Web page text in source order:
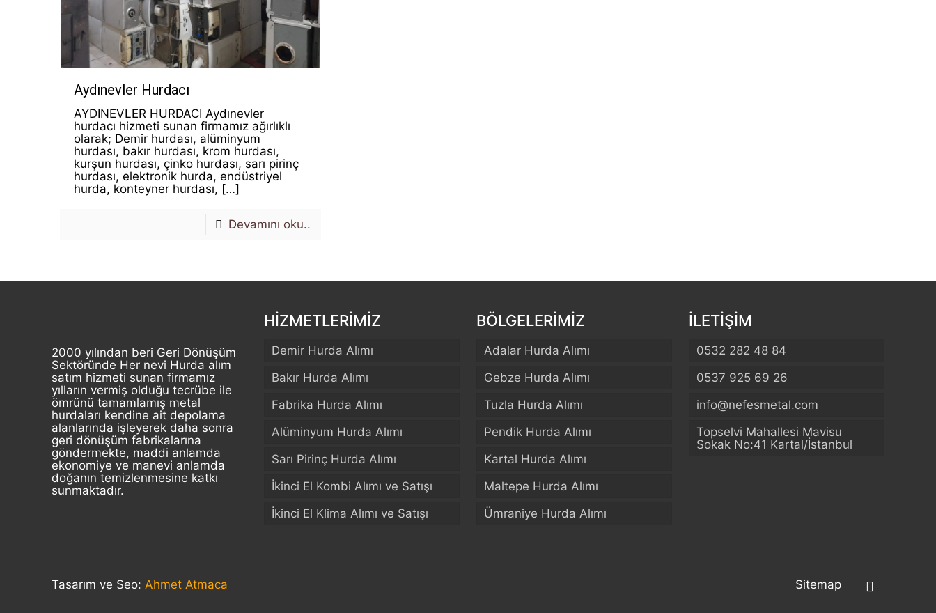
Aydınevler Hurdacı
AYDINEVLER HURDACI Aydınevler
hurdacı hizmeti sunan firmamız ağırlıklı
olarak; Demir hurdası, alüminyum
hurdası, bakır hurdası, krom hurdası,
kurşun hurdası, çinko hurdası, sarı pirinç
hurdası, elektronik hurda, endüstriyel
hurda, konteyner hurdası, […]
Devamını oku..
2000 yılından beri Geri Dönüşüm
Sektöründe Her nevi Hurda alım
satım hizmeti sunan firmamız
yılların vermiş olduğu tecrübe ile
ömrünü tamamlamış metal
hurdaları kendine ait depolama
alanlarında işleyerek daha sonra
geri dönüşüm fabrikalarına
göndermekte, maddi anlamda
ekonomiye ve manevi anlamda
doğanın temizlenmesine katkı
sunmaktadır.
HİZMETLERİMİZ
Demir Hurda Alımı
Bakır Hurda Alımı
Fabrika Hurda Alımı
Alüminyum Hurda Alımı
Sarı Pirinç Hurda Alımı
İkinci El Kombi Alımı ve Satışı
İkinci El Klima Alımı ve Satışı
BÖLGELERİMİZ
Adalar Hurda Alımı
Gebze Hurda Alımı
Tuzla Hurda Alımı
Pendik Hurda Alımı
Kartal Hurda Alımı
Maltepe Hurda Alımı
Ümraniye Hurda Alımı
İLETİŞİM
0532 282 48 84
0537 925 69 26
info@nefesmetal.com
Topselvi Mahallesi Mavisu
Sokak No:41 Kartal/İstanbul
Tasarım ve Seo: Ahmet Atmaca Sitemap